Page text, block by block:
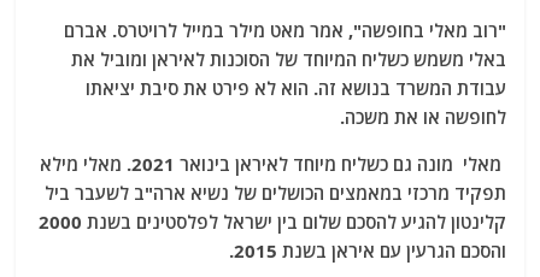
"רוב מאלי בחופשה", אמר מאט מילר במייל לרויטרס. אברם
באלי משמש כשליח המיוחד של הסוכנות לאיראן ומוביל את
עבודת המשרד בנושא זה. הוא לא פירט את סיבת יציאתו
לחופשה או את משכה.
מאלי מונה גם כשליח מיוחד לאיראן בינואר 2021. מאלי מילא
תפקיד מרכזי במאמצים הכושלים של נשיא ארה"ב לשעבר ביל
קלינטון להגיע להסכם שלום בין ישראל לפלסטינים בשנת 2000
והסכם הגרעין עם איראן בשנת 2015.